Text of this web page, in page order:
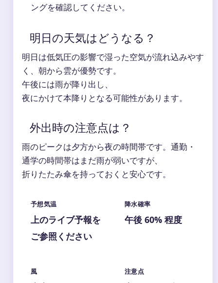
ングを確認してください。
明日の天気はどうなる？
明日は低気圧の影響で湿った空気が流れ込みやす
く、朝から雲が優勢です。
午後には雨が降り出し、
夜にかけて本降りとなる可能性があります。
外出時の注意点は？
雨のピークは夕方から夜の時間帯です。通勤・
通学の時間帯はまだ雨が弱いですが、
折りたたみ傘を持っておくと安心です。
予想気温
上のライブ予報を
ご参照ください
降水確率
午後 60% 程度
風 注意点